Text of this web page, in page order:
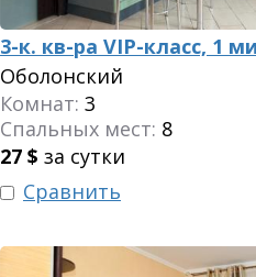
3-к. кв-ра VIP-класс, 1
Оболонский
Комнат: 3
Спальных мест: 8
27 $ за сутки
Сравнить